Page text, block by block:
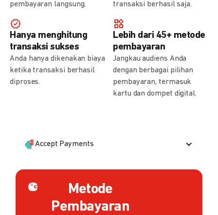
pembayaran langsung.
transaksi berhasil saja.
Hanya menghitung
transaksi sukses
Anda hanya dikenakan biaya
ketika transaksi berhasil
diproses.
Lebih dari 45+ metode
pembayaran
Jangkau audiens Anda
dengan berbagai pilihan
pembayaran, termasuk
kartu dan dompet digital.
Accept Payments
Metode
Pembayaran